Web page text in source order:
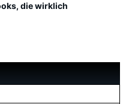
die wirklich